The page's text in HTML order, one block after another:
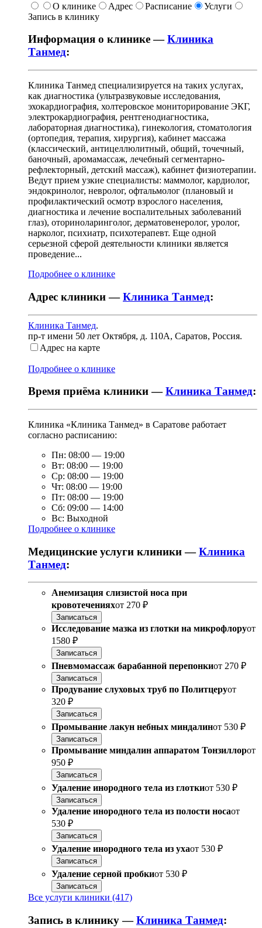
О клинике
Адрес Расписание
Услуги
Запись в клинику
Информация о клинике —Клиника
Танмед:
Клиника Танмед специализируется на таких услугах,
как диагностика (ультразвуковые исследования,
эхокардиография, холтеровское мониторирование ЭКГ,
электрокардиография, рентгенодиагностика,
лабораторная диагностика), гинекология, стоматология
(ортопедия, терапия, хирургия), кабинет массажа
(классический, антицеллюлитный, общий, точечный,
баночный, аромамассаж, лечебный сегментарно-
рефлекторный, детский массаж), кабинет физиотерапии.
Ведут прием узкие специалисты: маммолог, кардиолог,
эндокринолог, невролог, офтальмолог (плановый и
профилактический осмотр взрослого населения,
диагностика и лечение воспалительных заболеваний
глаз), оториноларинголог, дерматовенеролог, уролог,
нарколог, психиатр, психотерапевт. Еще одной
серьезной сферой деятельности клиники является
проведение...
Подробнее о клинике
Адрес клиники —Клиника Танмед:
Клиника Танмед.
пр-т имени 50 лет Октября, д. 110А, Саратов, Россия.
Адрес на карте
Подробнее о клинике
Время приёма клиники —Клиника Танмед:
Клиника «Клиника Танмед» в Саратове работает
согласно расписанию:
Пн: 08:00 — 19:00
Вт: 08:00 — 19:00
Ср: 08:00 — 19:00
Чт: 08:00 — 19:00
Пт: 08:00 — 19:00
Сб: 09:00 — 14:00
Вс: Выходной
Подробнее о клинике
Медицинские услуги клиники —Клиника
Танмед:
Анемизация слизистой носа при
кровотеченияхот 270 ₽
Записаться
Исследование мазка из глотки на микрофлоруот
1580 ₽
Записаться
Пневмомассаж барабанной перепонкиот 270 ₽
Записаться
Продувание слуховых труб по Политцеруот
320 ₽
Записаться
Промывание лакун небных миндалинот 530 ₽
Записаться
Промывание миндалин аппаратом Тонзиллорот
950 ₽
Записаться
Удаление инородного тела из глоткиот 530 ₽
Записаться
Удаление инородного тела из полости носаот
530 ₽
Записаться
Удаление инородного тела из ухаот 530 ₽
Записаться
Удаление серной пробкиот 530 ₽
Записаться
Все услуги клиники (417)
Запись в клинику —Клиника Танмед: